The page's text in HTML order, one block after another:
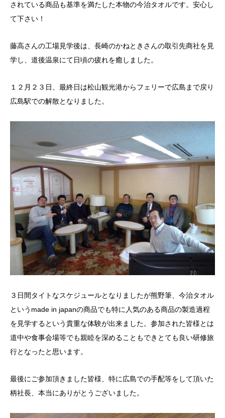
されている商品も基準を満たした本物の今治タオルです。安心し
て下さい！
藤高さんの工場見学後は、長崎のかねときさんの取引先商社を見
学し、道後温泉にて日頃の疲れを癒しました。
１２月２３日、最終日は松山観光港からフェリーで広島まで戻り
広島駅での解散となりました。
３日間タイトなスケジュールとなりましたが熊野筆、今治タオル
というmade in japanの商品でも特に人気のある商品の製造過程
を見学するという貴重な体験が出来ました。参加された皆様とは
道中や食事会場等でも親睦を深めることもできとても良い研修旅
行となったと思います。
最後にご参加頂きました皆様、特に広島での手配等をして頂いた
柄社長、本当にありがとうございました。